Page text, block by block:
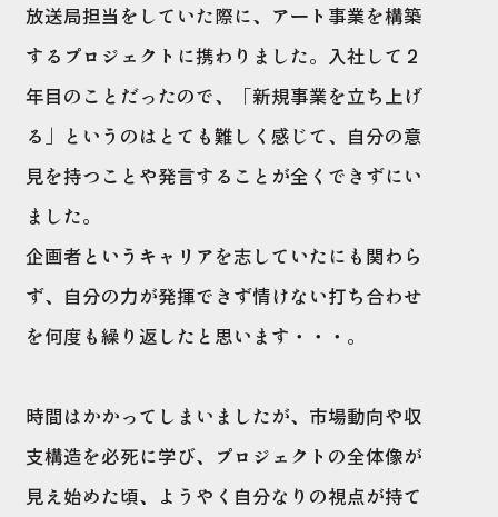
放送局担当をしていた際に、アート事業を構築
するプロジェクトに携わりました。入社して２
年目のことだったので、「新規事業を立ち上げ
る」というのはとても難しく感じて、自分の意
見を持つことや発言することが全くできずにい
ました。
企画者というキャリアを志していたにも関わら
ず、自分の力が発揮できず情けない打ち合わせ
を何度も繰り返したと思います・・・。
時間はかかってしまいましたが、市場動向や収
支構造を必死に学び、プロジェクトの全体像が
見え始めた頃、ようやく自分なりの視点が持て